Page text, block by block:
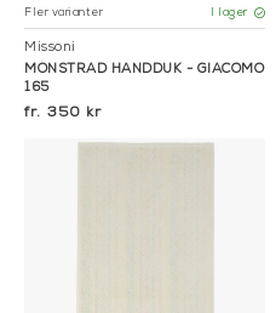
Fler varianter I lager
Missoni
MÖNSTRAD HANDDUK - GIACOMO
165
350 kr